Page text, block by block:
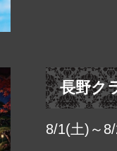
長野ク
8/1(土)～